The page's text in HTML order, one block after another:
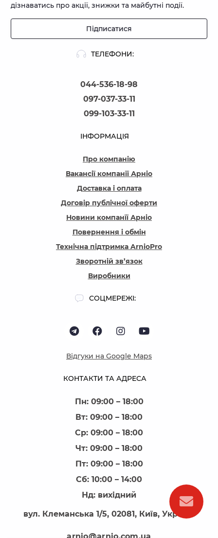
ТЕЛЕФОНИ:
044-536-18-98
097-037-33-11
099-103-33-11
дізнаватись про акції, знижки та майбутні події.
Підписатися
КОНТАКТИ ТА АДРЕСА
Пн: 09:00 – 18:00
Вт: 09:00 – 18:00
Ср: 09:00 – 18:00
Чт: 09:00 – 18:00
Пт: 09:00 – 18:00
Сб: 10:00 – 14:00
Нд: вихідний
вул. Клеманська 1/5, 02081, Київ, Україна
ІНФОРМАЦІЯ
Про компанію
Вакансії компанїї Арніо
Доставка і оплата
Договір публічної оферти
Новини компанїї Арніо
Повернення і обмін
Технічна підтримка ArnioPro
Зворотній зв’язок
Виробники
СОЦМЕРЕЖІ:
Відгуки на Google Maps